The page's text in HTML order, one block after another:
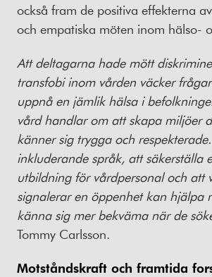
också fram de positiva effekterna
och empatiska möten inom hälso-
Att deltagarna hade mött
transfobi inom vården väcker
uppnå en jämlik hälsa i
vård handlar om att skapa miljöer
känner sig trygga och
inkluderande språk, att säkerställa
utbildning för vårdpersonal och att
signalerar en öppenhet kan hjälpa
känna sig mer bekväma när de
Tommy Carlsson.
Motståndskraft och framtida